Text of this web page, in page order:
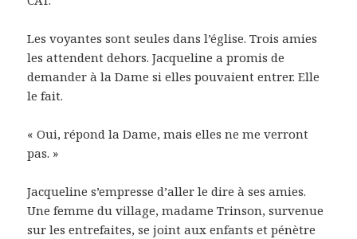
Les voyantes sont seules dans l’église. Trois amies
les attendent dehors. Jacqueline a promis de
demander à la Dame si elles pouvaient entrer. Elle
le fait.
« Oui, répond la Dame, mais elles ne me verront
pas. »
Jacqueline s’empresse d’aller le dire à ses amies.
Une femme du village, madame Trinson, survenue
sur les entrefaites, se joint aux enfants et pénètre